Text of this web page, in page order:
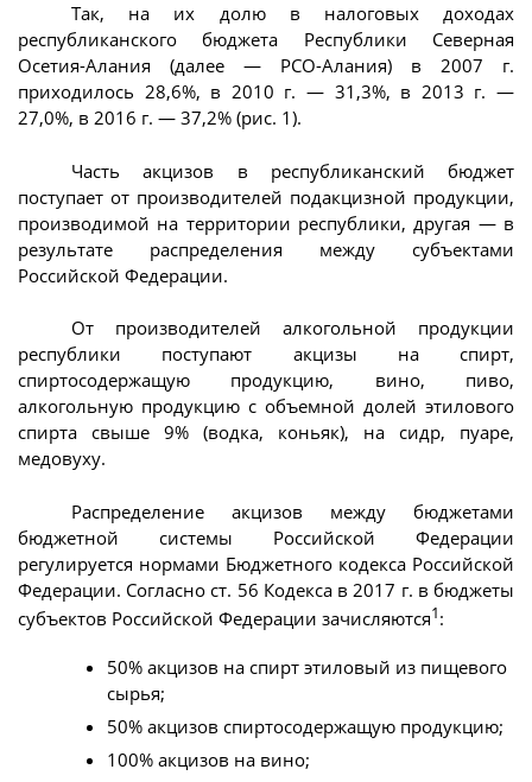
Так, на их долю в налоговых доходах
республиканского бюджета Республики Северная
Осетия-Алания (далее — РСО-Алания) в 2007 г.
приходилось 28,6%, в 2010 г. — 31,3%, в 2013 г. —
27,0%, в 2016 г. — 37,2% (рис. 1).
Часть акцизов в республиканский бюджет
поступает от производителей подакцизной продукции,
производимой на территории республики, другая — в
результате распределения между субъектами
Российской Федерации.
От производителей алкогольной продукции
республики поступают акцизы на спирт,
спиртосодержащую продукцию, вино, пиво,
алкогольную продукцию с объемной долей этилового
спирта свыше 9% (водка, коньяк), на сидр, пуаре,
медовуху.
Распределение акцизов между бюджетами
бюджетной системы Российской Федерации
регулируется нормами Бюджетного кодекса Российской
Федерации. Согласно ст. 56 Кодекса в 2017 г. в бюджеты
субъектов Российской Федерации зачисляются1:
50% акцизов на спирт этиловый из пищевого
сырья;
50% акцизов спиртосодержащую продукцию;
100% акцизов на вино;